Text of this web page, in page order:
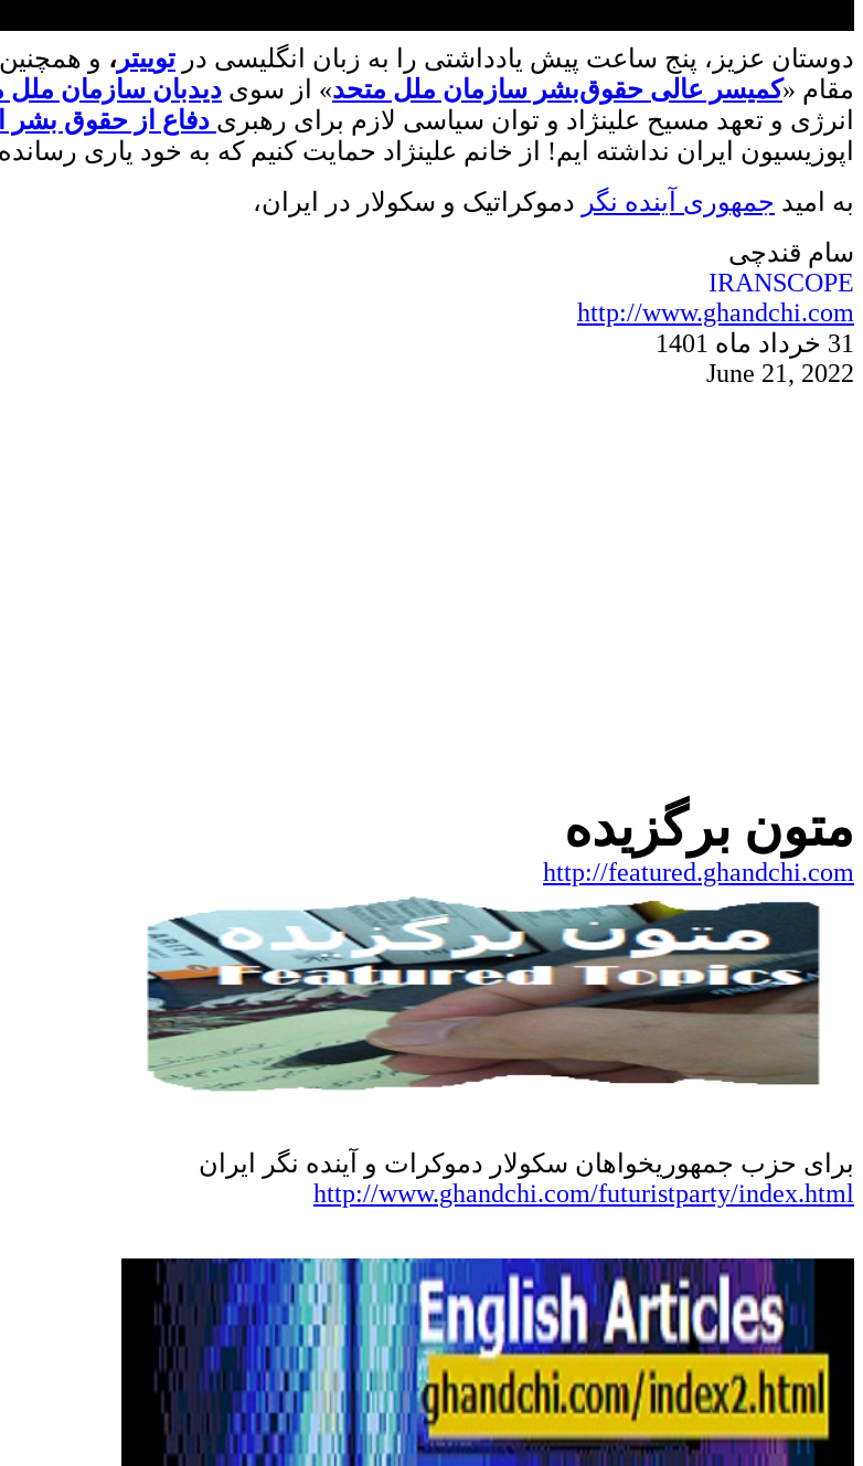
دوستان عزیز، پنج ساعت پیش یادداشتی را به زبان انگلیسی در توییتر ، و همچنین
مقام «کمیسر عالی حقوق‌بشر سازمان ملل متحد» از سوی دیدبان سازمان ملل
انرژی و تعهد مسیح علینژاد و توان سیاسی لازم برای رهبری دفاع از حقوق بشر
اپوزیسیون ایران نداشته ایم! از خانم علینژاد حمایت کنیم که به خود یاری
به امید جمهوری آینده نگر دموکراتیک و سکولار در ایران،
سام قندچی
IRANSCOPE
http://www.ghandchi.com
31 خرداد ماه 140 1
June 21, 2022
متون برگزیده
http://featured.ghandchi.com
برای حزب جمهوریخواهان سکولار دموکرات و آینده نگر ایران
http://www.ghandchi.com/futuristparty/index.html